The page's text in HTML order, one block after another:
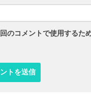
のコメントで使用するた